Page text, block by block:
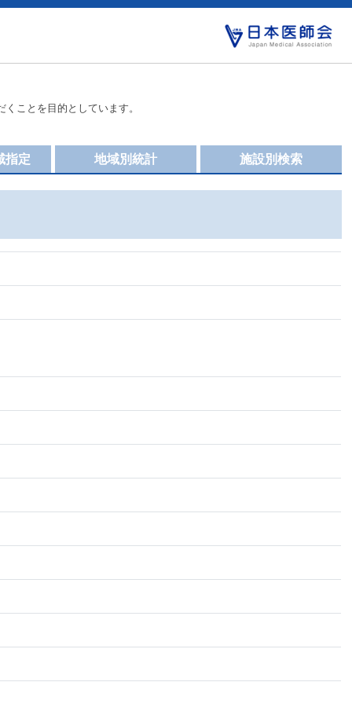
ことを目的としています。
施設別検索
地域別統計
指定